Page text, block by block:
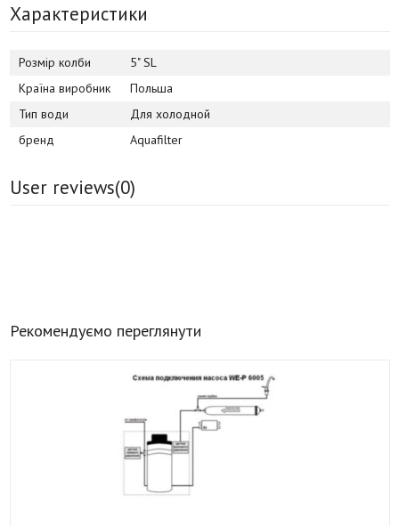
Характеристики
Розмір колби
5" SL
Країна виробник
Польша
Тип води
Для холодной
бренд
Aquafilter
User reviews(0)
Рекомендуємо переглянути